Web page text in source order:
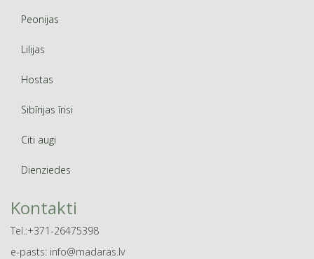
Peonijas
Lilijas
Hostas
Sibīrijas īrisi
Citi augi
Dienziedes
Kontakti
Tel.:+371-26475398
e-pasts: info@madaras.lv